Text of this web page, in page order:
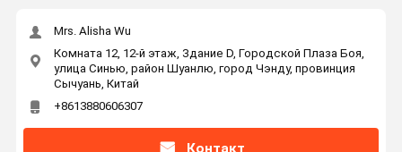
Mrs. Alisha Wu
Комната 12, 12-й этаж, Здание D, Городской Плаза Боя,
улица Синью, район Шуанлю, город Чэнду, провинция
Сычуань, Китай
+8613880606307
Контакт